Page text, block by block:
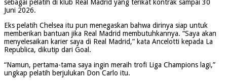
sebagai pelatih di klub Real Madrid yang terikat kontrak sampai 30
Juni 2026.
Eks pelatih Chelsea itu pun menegaskan bahwa dirinya siap untuk
memberikan bantuan jika Real Madrid membutuhkannya. “Saya akan
menyelesaikan karier saya di Real Madrid,” kata Ancelotti kepada La
Republica, dikutip dari Goal.
“Namun, pertama-tama saya ingin meraih trofi Liga Champions lagi,”
ungkap pelatih berjulukan Don Carlo itu.